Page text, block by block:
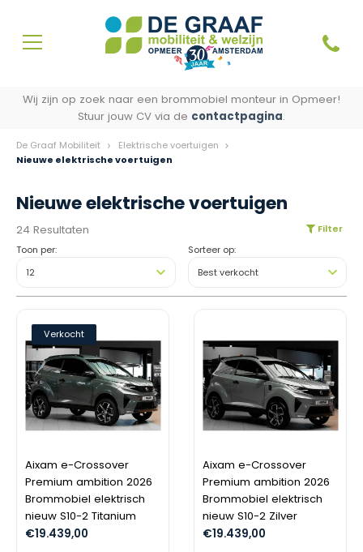
Wij zijn op zoek naar een brommobiel monteur in Opmeer!
Stuur jouw CV via de contactpagina.
De Graaf Mobiliteit
Elektrische voertuigen
Nieuwe elektrische voertuigen
Nieuwe elektrische voertuigen
24 Resultaten
Filter
Toon per:
Sorteer op:
Verkocht
Aixam e-Crossover
Premium ambition 2026
Brommobiel elektrisch
nieuw S10-2 Titanium
€19.439,00
Aixam e-Crossover
Premium ambition 2026
Brommobiel elektrisch
nieuw S10-2 Zilver
€19.439,00